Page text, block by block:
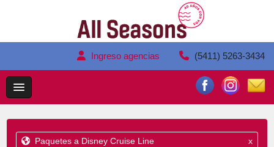
Ingreso agencias (5411) 5263-3434
Paquetes a Disney Cruise Line x